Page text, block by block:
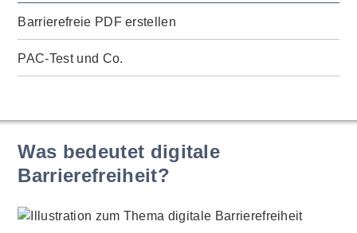
Barrierefreie PDF erstellen
PAC-Test und Co.
Was bedeutet digitale
Barrierefreiheit?